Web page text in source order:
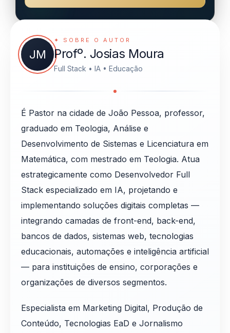
JM
✦ SOBRE O AUTOR
Profº. Josias Moura
Full Stack • IA • Educação
É Pastor na cidade de João Pessoa, professor,
graduado em Teologia, Análise e
Desenvolvimento de Sistemas e Licenciatura em
Matemática, com mestrado em Teologia. Atua
estrategicamente como Desenvolvedor Full
Stack especializado em IA, projetando e
implementando soluções digitais completas —
integrando camadas de front-end, back-end,
bancos de dados, sistemas web, tecnologias
educacionais, automações e inteligência artificial
— para instituições de ensino, corporações e
organizações de diversos segmentos.
Especialista em Marketing Digital, Produção de
Conteúdo, Tecnologias EaD e Jornalismo